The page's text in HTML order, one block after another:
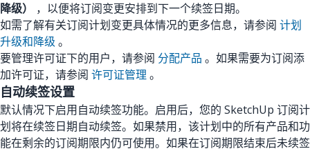
降级）
，以便将订阅变更安排到下一个续签日期。
如需了解有关订阅计划变更具体情况的更多信息，请参阅 计划
升级和降级 。
要管理许可证下的用户，请参阅 分配产品 。如果需要为订阅添
加许可证，请参阅 许可证管理 。
自动续签设置
默认情况下启用自动续签功能。启用后，您的 SketchUp 订阅计
划将在续签日期自动续签。如果禁用，该计划中的所有产品和功
能在剩余的订阅期限内仍可使用。如果在订阅期限结束后未续签